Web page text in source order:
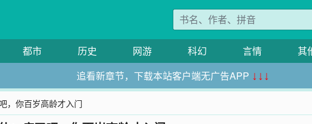
都市 历史 网游 科幻 言情 其
追看新章节，下载本站客户端无广告APP ↓↓↓
，你百岁高龄才入门